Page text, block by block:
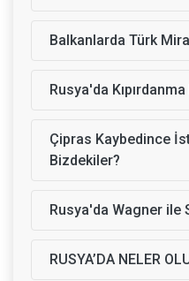
Balkanlarda Türk
Rusya'da
Çipras Kaybedince
Bizdekiler?
Rusya'da Wagner ile
RUSYA’DA NELER